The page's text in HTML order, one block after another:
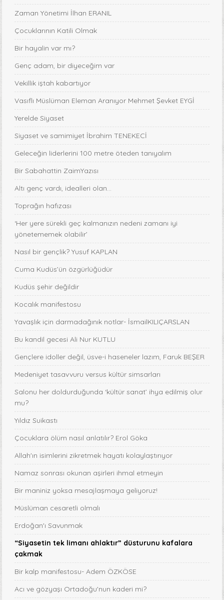
Zaman Yönetimi İlhan ERANIL
Çocuklarının Katili Olmak
Bir hayalin var mı?
Genç adam, bir diyeceğim var
Vekillik iştah kabartıyor
Vasıflı Müslüman Eleman Aranıyor Mehmet Şevket EYGİ
Yerelde Siyaset
Siyaset ve samimiyet İbrahim TENEKECİ
Geleceğin liderlerini 100 metre öteden tanıyalım
Bir Sabahattin ZaimYazısı
Altı genç vardı, idealleri olan...
Toprağın hafızası
‘Her yere sürekli geç kalmanızın nedeni zamanı iyi
yönetememek olabilir’
Nasıl bir gençlik? Yusuf KAPLAN
Cuma Kudüs’ün özgürlüğüdür
Kudüs şehir değildir
Kocalık manifestosu
Yavaşlık için darmadağınık notlar- İsmailKILIÇARSLAN
Bu kandil gecesi Ali Nur KUTLU
Gençlere idoller değil, üsve-i haseneler lazım, Faruk BEŞER
Medeniyet tasavvuru versus kültür simsarları
Salonu her doldurduğunda ‘kültür sanat’ ihya edilmiş olur
mu?
Yıldız Suikastı
Çocuklara ölüm nasıl anlatılır? Erol Göka
Allah'ın isimlerini zikretmek hayatı kolaylaştırıyor
Namaz sonrası okunan aşirleri ihmal etmeyin
Bir maniniz yoksa mesajlaşmaya geliyoruz!
Müslüman cesaretli olmalı
Erdoğan'ı Savunmak
“Siyasetin tek limanı ahlaktır” düsturunu kafalara
çakmak
Bir kalp manifestosu- Adem ÖZKÖSE
Acı ve gözyaşı Ortadoğu'nun kaderi mi?